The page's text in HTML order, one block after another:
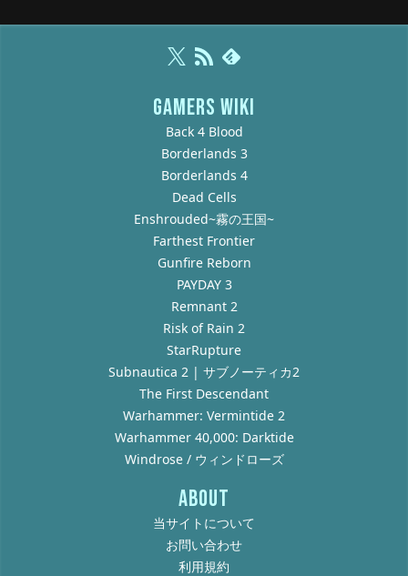
GAMERS WIKI
Back 4 Blood
Borderlands 3
Borderlands 4
Dead Cells
Enshrouded~霧の王国~
Farthest Frontier
Gunfire Reborn
PAYDAY 3
Remnant 2
Risk of Rain 2
StarRupture
Subnautica 2 | サブノーティカ2
The First Descendant
Warhammer: Vermintide 2
Warhammer 40,000: Darktide
Windrose / ウィンドローズ
ABOUT
当サイトについて
お問い合わせ
利用規約